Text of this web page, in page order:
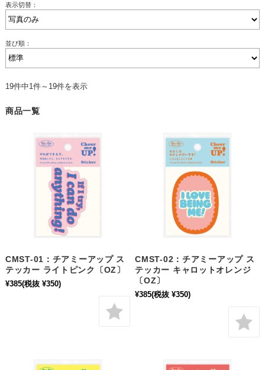
表示切替：
並び順：
19件中1件～19件を表示
商品一覧
CMST-01：チアミーアップ ス
テッカー ライトピンク〔OZ〕
¥385(税抜 ¥350)
CMST-02：チアミーアップ ス
テッカー キャロットオレンジ
〔OZ〕
¥385(税抜 ¥350)